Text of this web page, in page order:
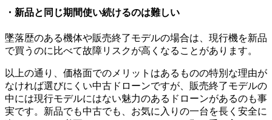
・新品と同じ期間使い続けるのは難しい
墜落歴のある機体や販売終了モデルの場合は、現行機を新品
で買うのに比べて故障リスクが高くなることがあります。
以上の通り、価格面でのメリットはあるものの特別な理由が
なければ選びにくい中古ドローンですが、販売終了モデルの
中には現行モデルにはない魅力のあるドローンがあるのも事
実です。新品でも中古でも、お気に入りの一台を長く安全に